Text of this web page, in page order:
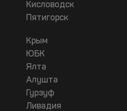
Кисловодск
Пятигорск
Крым
ЮБК
Ялта
Алушта
Гурзуф
Ливадия